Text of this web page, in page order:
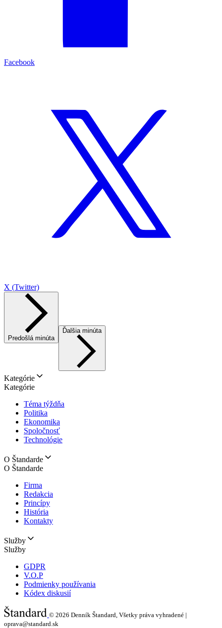
Facebook
X (Twitter)
Predošlá minúta
Ďalšia minúta
Kategórie
Kategórie
Téma týždňa
Politika
Ekonomika
Spoločnosť
Technológie
O Štandarde
O Štandarde
Firma
Redakcia
Princípy
História
Kontakty
Služby
Služby
GDPR
V.O.P
Podmienky používania
Kódex diskusií
© 2026 Denník Štandard, Všetky práva vyhradené |
oprava@standard.sk